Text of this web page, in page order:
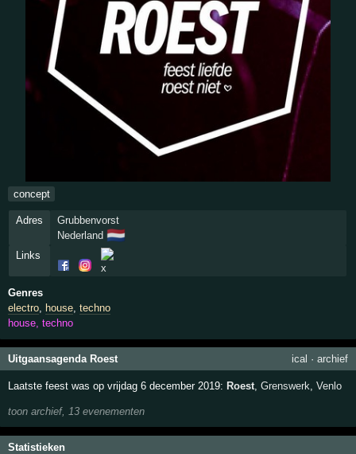
concept
Adres
Grubbenvorst
Nederland 🇳🇱
Links
Genres
electro, house,techno
house, techno
Uitgaansagenda Roest ical · archief
Laatste feest was op vrijdag 6 december 2019: Roest,Grenswerk,Venlo
toon archief, 13 evenementen
Statistieken